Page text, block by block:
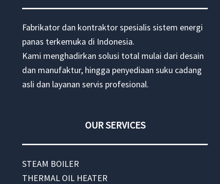
Fabrikator dan kontraktor spesialis sistem energi
panas terkemuka di Indonesia.
Kami menghadirkan solusi total mulai dari desain
dan manufaktur, hingga penyediaan suku cadang
asli dan layanan servis profesional.
OUR SERVICES
STEAM BOILER
THERMAL OIL HEATER